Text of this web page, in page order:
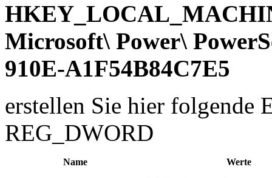
Microsoft\ Power\
910E-A1F54B84C7E5
erstellen Sie hier folgende
REG_DWORD
Name Werte